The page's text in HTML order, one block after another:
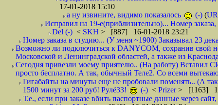
17-01-2018 15:10
а ну извините, видимо показалось
(-) (
Исправил на 19-е(приблизительно)... Номер
Del (-) < SKH > [887] 16-01-2018 23:21
Номер заказа в студию... (У меня ~1900) Заказывал 23
Возможно ли подключиться к DANYCOM, сохранив свой
Московской и Ленинградской областей, а также из
Сегодня привезли моему приятелю.. (На работу) Вставил
просто бесплатно. А так, обычный Теле2. Со всеми
Гигабайты на минуты еще не пробовали поменять.. (А
1500 минут за 200 руб! РулёЗЗ!
(-) < Prizer> [1163]
Т.е., если при заказе вбить паспортные данные через